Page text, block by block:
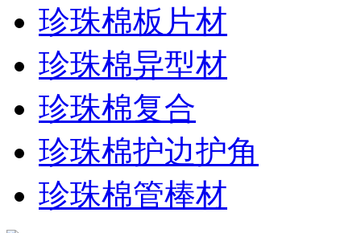
珍珠棉板片材
珍珠棉异型材
珍珠棉复合
珍珠棉护边护角
珍珠棉管棒材